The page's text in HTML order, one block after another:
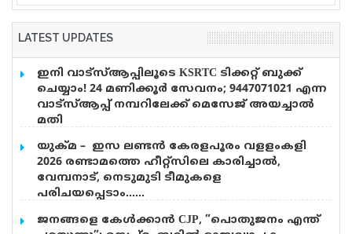
LATEST UPDATES
ഇനി വാട്‌സ്ആപ്പിലൂടെ KSRTC ടിക്കറ്റ് ബുക്ക്
ചെയ്യാം! 24 മണിക്കൂർ സേവനം; 9447071021 എന്ന
വാട്സ്ആപ്പ് നമ്പറിലേക്ക് മെസേജ് അയച്ചാൽ
മതി
എഐ സാങ്കേതികവിദ്യ പ്രയോജനപ്പെടുത്തി
കെഎസ്ആർടിസിയെ പുതിയ യുഗത്തിലേക്ക്
നയിക്കുകയാണ് ലക്ഷ്യമെന്ന് ഗതാഗത മന്ത്രി സി.പി
ജോൺ. കെഎസ്ആർടിസിയുടെ എഐ അധിഷ്ഠിത
വാട്‌സ്ആപ്പ് ടിക്കറ്റിങ് സംവിധാനം, 24 മണിക്കൂറും
പ്രവർത്തിക്കുന്ന 149 എന്ന ടോൾഫ്രീ കസ്റ്റമർ കെയർ
യുക്മ – ഇസ ലണ്ടൻ കേരളപൂരം വളളംകളി
2026 രണ്ടാമത്തെ ഹീറ്റ്സിലെ കാരിച്ചാൽ,
വേമ്പനാട്, നെടുമുടി ടീമുകളെ
പരിചയപ്പെടാം……
കുര്യൻ ജോർജ്ജ് (നാഷണൽ പി.ആർ.ഒ & മീഡിയ
കോർഡിനേറ്റർ) യുക്മ – ഇസ ലണ്ടൻ കേരളപൂരം
ജനങ്ങളെ കേൾക്കാൻ CJP, ”പൊതുജനം എന്ത്